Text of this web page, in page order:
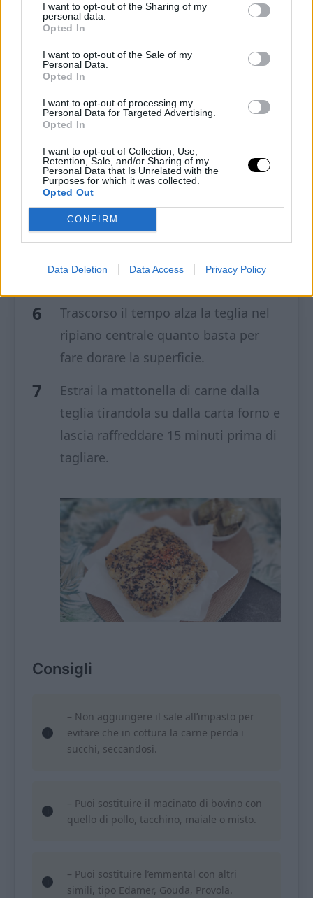
I want to opt-out of the Sharing of my
personal data.
Opted In
I want to opt-out of the Sale of my
Personal Data.
Opted In
I want to opt-out of processing my
Personal Data for Targeted Advertising.
Opted In
I want to opt-out of Collection, Use,
Retention, Sale, and/or Sharing of my
Personal Data that Is Unrelated with the
Purposes for which it was collected.
Opted Out
CONFIRM
Data Deletion Data Access Privacy Policy
poi le due fette di emmental e altre
due fette di tacchino e ricopri con
l’altro impasto.
parmigiano grattugiato, semi di
ora.
Dopodiché, versa un filo di olio e
cuoci in forno già caldo a 190° per 20
minuti, posizionando la taglia
Trascorso il tempo alza la teglia nel
ripiano centrale quanto basta per
fare dorare la superficie.
Estrai la mattonella di carne dalla
teglia tirandola su dalla carta forno e
lascia raffreddare 15 minuti prima di
tagliare.
Consigli
– Non aggiungere il sale all’impasto per
evitare che in cottura la carne perda i
succhi, seccandosi.
– Puoi sostituire il macinato di bovino con
quello di pollo, tacchino, maiale o misto.
– Puoi sostituire l’emmental con altri
simili, tipo Edamer, Gouda, Provola.